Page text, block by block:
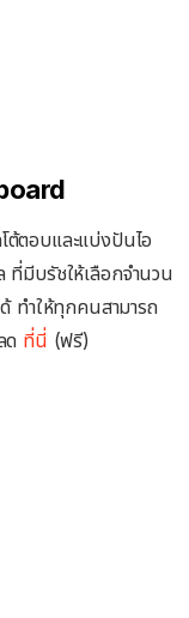
ต้ตอบและแบ่งปันไอ
ที่มีบรัชให้เลือกจำนวน
ทำให้ทุกคนสามารถ
ด ที่นี่ (ฟรี)